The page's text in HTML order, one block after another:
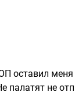
оставил
палатят не